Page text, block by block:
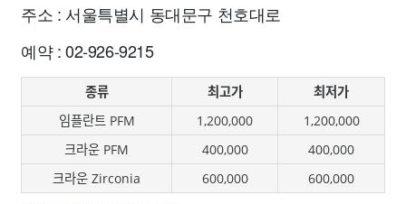
주소 : 서울특별시 동대문구 천호대로
예약 : 02-926-9215
종류 최고가
최저가
임플란트 PFM
1,200,000
1,200,000
크라운 PFM
400,000
400,000
크라운 Zirconia
600,000 600,000